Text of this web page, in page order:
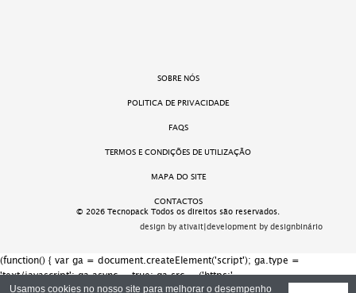
Usamos cookies no nosso site para melhorar o desempenho
SOBRE NÓS
POLITICA DE PRIVACIDADE
FAQS
TERMOS E CONDIÇÕES DE UTILIZAÇÃO
MAPA DO SITE
CONTACTOS
© 2026 Tecnopack Todos os direitos são reservados.
development by designbinário
|
design by ativait
(function() { var ga = document.createElement('script'); ga.type =
'text/javascript'; ga.async = true; ga.src = ('https:' ==